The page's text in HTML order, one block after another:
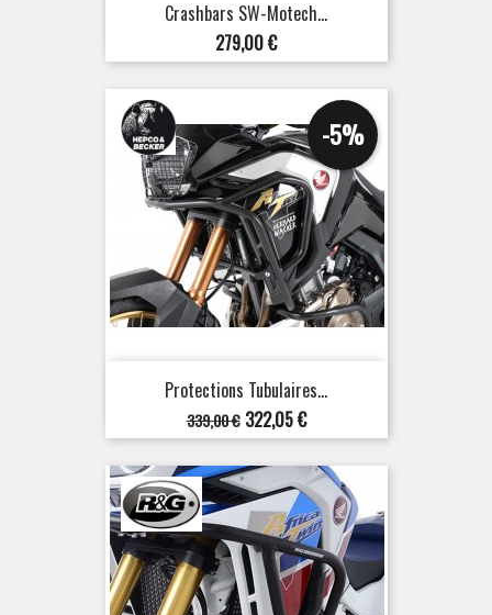
Crashbars SW-Motech...
Prix
279,00 €
Protections Tubulaires...
Prix
de
base
339,00 €
-5%
Prix
322,05 €